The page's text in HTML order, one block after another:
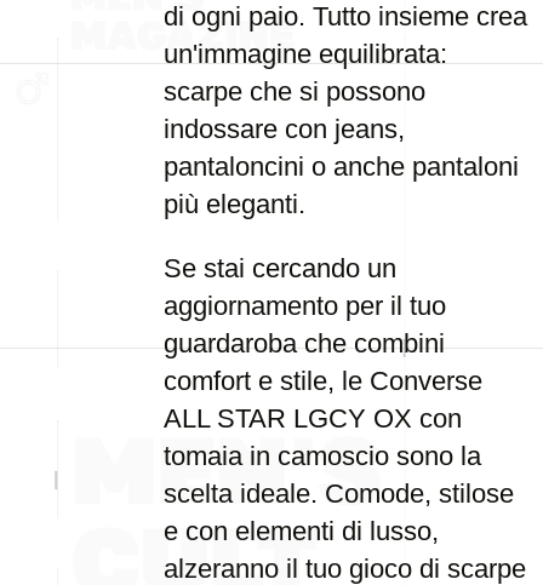
di ogni paio. Tutto insieme crea
un'immagine equilibrata:
scarpe che si possono
indossare con jeans,
pantaloncini o anche pantaloni
più eleganti.
Se stai cercando un
aggiornamento per il tuo
guardaroba che combini
comfort e stile, le Converse
ALL STAR LGCY OX con
tomaia in camoscio sono la
scelta ideale. Comode, stilose
e con elementi di lusso,
alzeranno il tuo gioco di scarpe